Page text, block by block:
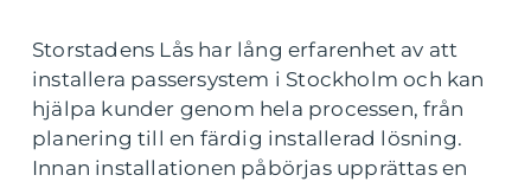
Storstadens Lås har lång erfarenhet av att
installera passersystem i Stockholm och kan
hjälpa kunder genom hela processen, från
planering till en färdig installerad lösning.
Innan installationen påbörjas upprättas en